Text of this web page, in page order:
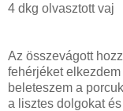
4 dkg olvasztott vaj
Az összevágott
fehérjéket
beleteszem a
a lisztes dolgokat